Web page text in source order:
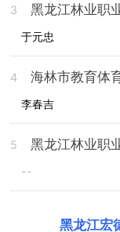
3 黑龙江林业职
于元忠
4 海林市教育体
李春吉
5 黑龙江林业职
--
黑龙江宏